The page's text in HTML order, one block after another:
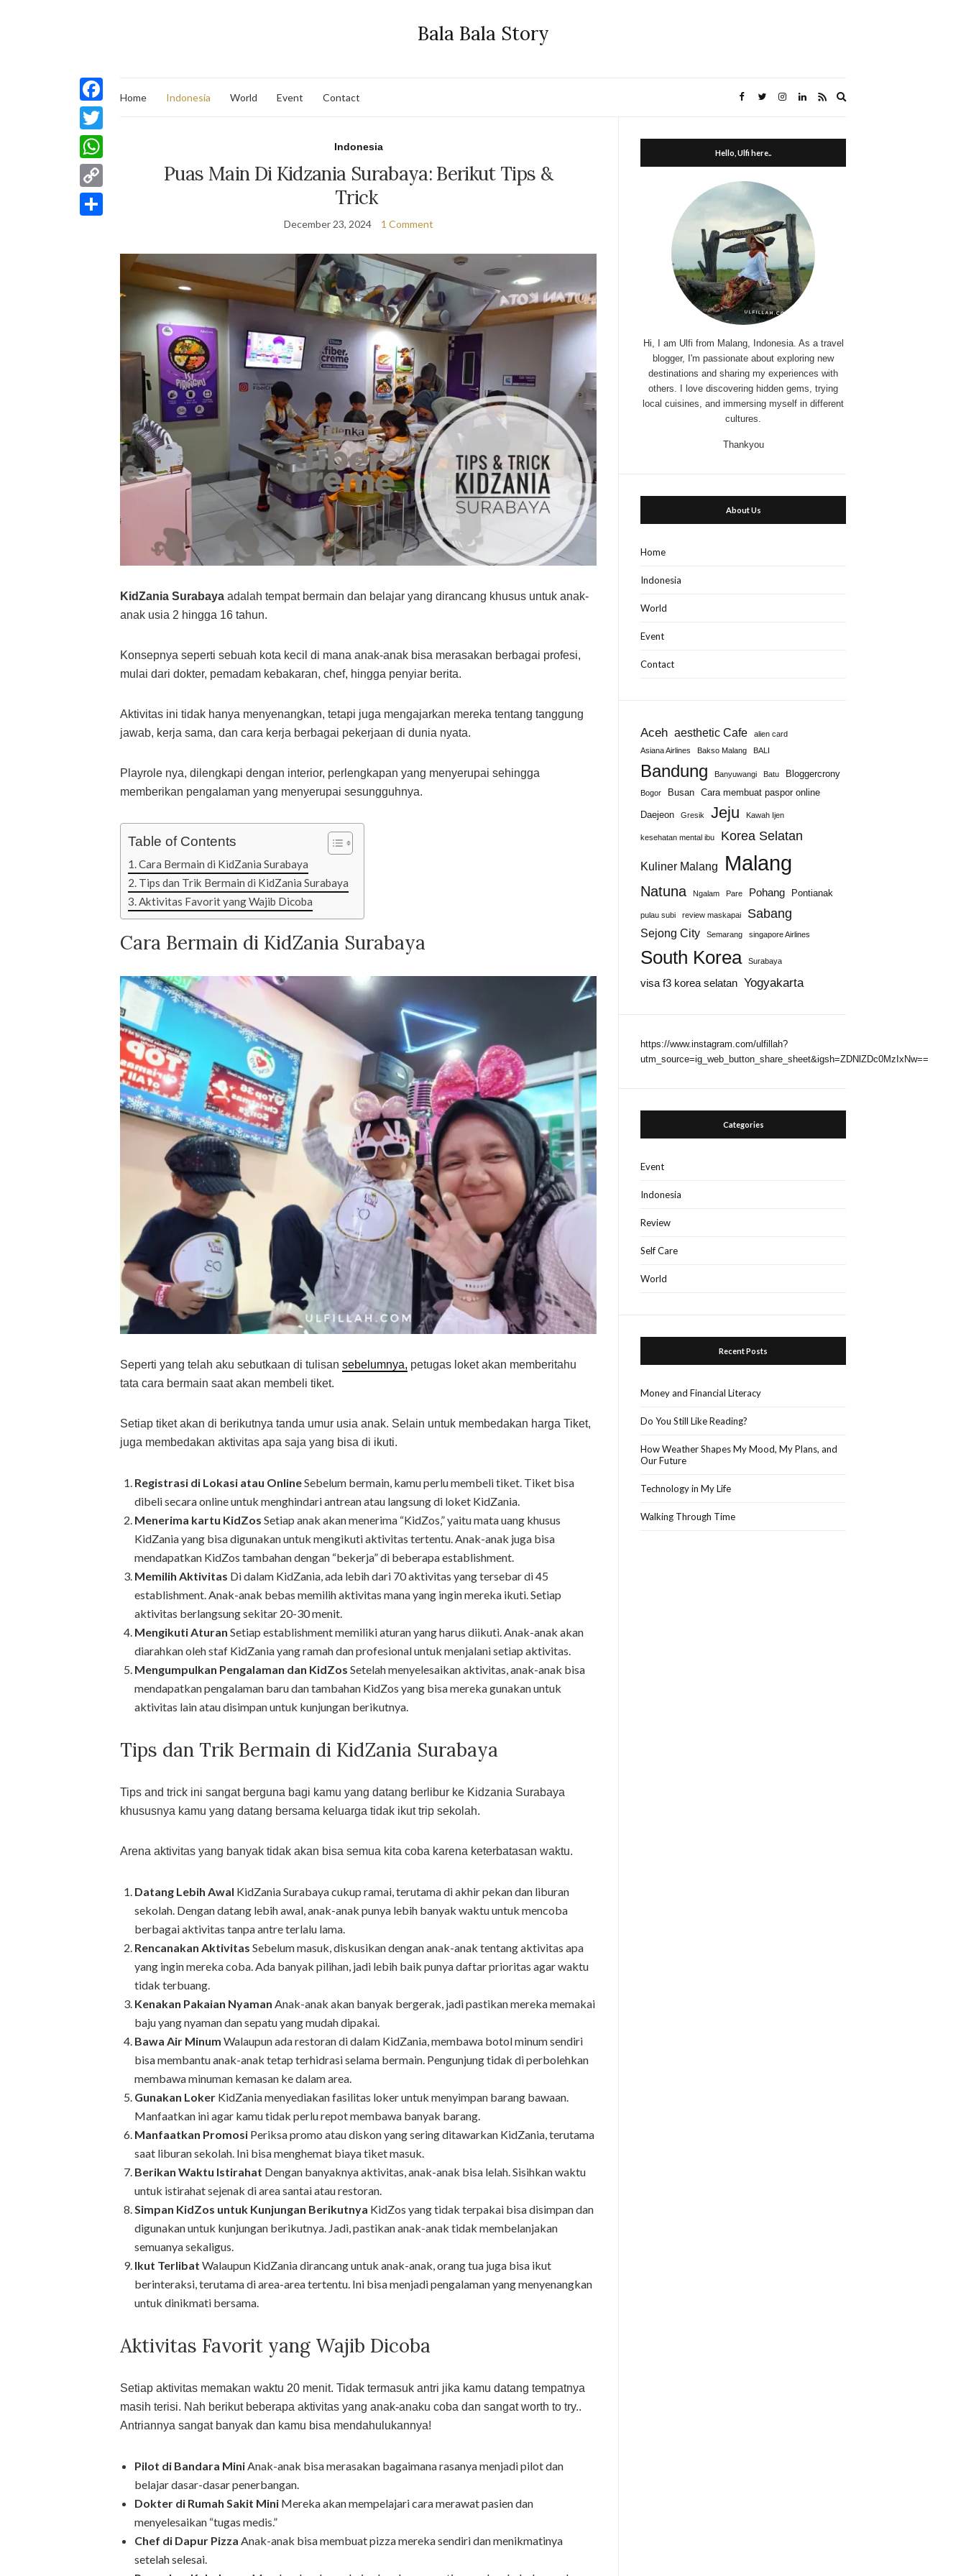
Bala Bala Story
Home Indonesia World Event Contact
Indonesia
Puas Main Di Kidzania Surabaya: Berikut Tips &
Trick
December 23, 2024 1 Comment
KidZania Surabaya adalah tempat bermain dan belajar yang dirancang khusus untuk anak-
anak usia 2 hingga 16 tahun.
Konsepnya seperti sebuah kota kecil di mana anak-anak bisa merasakan berbagai profesi,
mulai dari dokter, pemadam kebakaran, chef, hingga penyiar berita.
Aktivitas ini tidak hanya menyenangkan, tetapi juga mengajarkan mereka tentang tanggung
jawab, kerja sama, dan cara kerja berbagai pekerjaan di dunia nyata.
Playrole nya, dilengkapi dengan interior, perlengkapan yang menyerupai sehingga
memberikan pengalaman yang menyerupai sesungguhnya.
Table of Contents
Cara Bermain di KidZania Surabaya
Tips dan Trik Bermain di KidZania Surabaya
Aktivitas Favorit yang Wajib Dicoba
Cara Bermain di KidZania Surabaya
Seperti yang telah aku sebutkaan di tulisan sebelumnya, petugas loket akan memberitahu
tata cara bermain saat akan membeli tiket.
Setiap tiket akan di berikutnya tanda umur usia anak. Selain untuk membedakan harga Tiket,
juga membedakan aktivitas apa saja yang bisa di ikuti.
Registrasi di Lokasi atau OnlineSebelum bermain, kamu perlu membeli tiket. Tiket bisa
dibeli secara online untuk menghindari antrean atau langsung di loket KidZania.
Menerima kartu KidZos Setiap anak akan menerima “KidZos,” yaitu mata uang khusus
KidZania yang bisa digunakan untuk mengikuti aktivitas tertentu. Anak-anak juga bisa
mendapatkan KidZos tambahan dengan “bekerja” di beberapa establishment.
Memilih Aktivitas Di dalam KidZania, ada lebih dari 70 aktivitas yang tersebar di 45
establishment. Anak-anak bebas memilih aktivitas mana yang ingin mereka ikuti. Setiap
aktivitas berlangsung sekitar 20-30 menit.
Mengikuti Aturan Setiap establishment memiliki aturan yang harus diikuti. Anak-anak akan
diarahkan oleh staf KidZania yang ramah dan profesional untuk menjalani setiap aktivitas.
Mengumpulkan Pengalaman dan KidZos Setelah menyelesaikan aktivitas, anak-anak bisa
mendapatkan pengalaman baru dan tambahan KidZos yang bisa mereka gunakan untuk
aktivitas lain atau disimpan untuk kunjungan berikutnya.
Tips dan Trik Bermain di KidZania Surabaya
Tips and trick ini sangat berguna bagi kamu yang datang berlibur ke Kidzania Surabaya
khususnya kamu yang datang bersama keluarga tidak ikut trip sekolah.
Arena aktivitas yang banyak tidak akan bisa semua kita coba karena keterbatasan waktu.
Datang Lebih Awal KidZania Surabaya cukup ramai, terutama di akhir pekan dan liburan
sekolah. Dengan datang lebih awal, anak-anak punya lebih banyak waktu untuk mencoba
berbagai aktivitas tanpa antre terlalu lama.
Rencanakan Aktivitas Sebelum masuk, diskusikan dengan anak-anak tentang aktivitas apa
yang ingin mereka coba. Ada banyak pilihan, jadi lebih baik punya daftar prioritas agar waktu
tidak terbuang.
Kenakan Pakaian Nyaman Anak-anak akan banyak bergerak, jadi pastikan mereka memakai
baju yang nyaman dan sepatu yang mudah dipakai.
Bawa Air Minum Walaupun ada restoran di dalam KidZania, membawa botol minum sendiri
bisa membantu anak-anak tetap terhidrasi selama bermain. Pengunjung tidak di perbolehkan
membawa minuman kemasan ke dalam area.
Gunakan Loker KidZania menyediakan fasilitas loker untuk menyimpan barang bawaan.
Manfaatkan ini agar kamu tidak perlu repot membawa banyak barang.
Manfaatkan Promosi Periksa promo atau diskon yang sering ditawarkan KidZania, terutama
saat liburan sekolah. Ini bisa menghemat biaya tiket masuk.
Berikan Waktu Istirahat Dengan banyaknya aktivitas, anak-anak bisa lelah. Sisihkan waktu
untuk istirahat sejenak di area santai atau restoran.
Simpan KidZos untuk Kunjungan Berikutnya KidZos yang tidak terpakai bisa disimpan dan
digunakan untuk kunjungan berikutnya. Jadi, pastikan anak-anak tidak membelanjakan
semuanya sekaligus.
Ikut Terlibat Walaupun KidZania dirancang untuk anak-anak, orang tua juga bisa ikut
berinteraksi, terutama di area-area tertentu. Ini bisa menjadi pengalaman yang menyenangkan
untuk dinikmati bersama.
Aktivitas Favorit yang Wajib Dicoba
Setiap aktivitas memakan waktu 20 menit. Tidak termasuk antri jika kamu datang tempatnya
masih terisi. Nah berikut beberapa aktivitas yang anak-anaku coba dan sangat worth to try..
Antriannya sangat banyak dan kamu bisa mendahulukannya!
Pilot di Bandara Mini Anak-anak bisa merasakan bagaimana rasanya menjadi pilot dan
belajar dasar-dasar penerbangan.
Dokter di Rumah Sakit Mini Mereka akan mempelajari cara merawat pasien dan
menyelesaikan “tugas medis.”
Chef di Dapur Pizza Anak-anak bisa membuat pizza mereka sendiri dan menikmatinya
setelah selesai.
Facebook
Twitter
WhatsApp
Copy
Hello, Ulfi here..
Hi, I am Ulfi from Malang, Indonesia. As a travel
blogger, I'm passionate about exploring new
destinations and sharing my experiences with
others. I love discovering hidden gems, trying
local cuisines, and immersing myself in different
cultures.
Thankyou
About Us
Home
Indonesia
World
Event
Contact
Aceh aesthetic Cafe
alien card
Asiana Airlines
Bakso Malang BALI
Bandung Banyuwangi Batu Bloggercrony
Bogor Busan Cara membuat paspor online
Daejeon Gresik Jeju Kawah Ijen
kesehatan mental ibu Korea Selatan
Kuliner Malang Malang
Natuna Ngalam Pare Pohang Pontianak
pulau subi review maskapai Sabang
Sejong City Semarang singapore Airlines
South Korea Surabaya
visa f3 korea selatan Yogyakarta
https://www.instagram.com/ulfillah?
utm_source=ig_web_button_share_sheet&igsh=ZDNlZDc0MzIxNw==
Categories
Event
Indonesia
Review
Self Care
World
Recent Posts
Money and Financial Literacy
Do You Still Like Reading?
How Weather Shapes My Mood, My Plans, and
Our Future
Technology in My Life
Walking Through Time